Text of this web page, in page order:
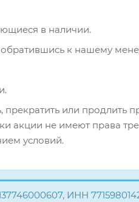
в наличии.
обратившись к нашему
или продлить
акции не имеют права
условий.
ИНН 7715980142,